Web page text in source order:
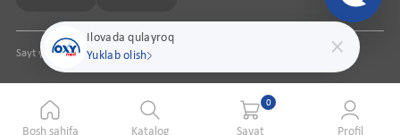
Ilovada qulayroq
Yuklab olish
Sayt yaratuvchipharmit.uz
Bosh sahifa Katalog
0
Savat Profil